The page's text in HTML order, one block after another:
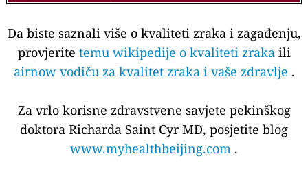
Da biste saznali više o kvaliteti zraka i zagađenju,
provjerite temu wikipedije o kvaliteti zrakaili
airnow vodiču za kvalitet zraka i vaše zdravlje .
Za vrlo korisne zdravstvene savjete pekinškog
doktora Richarda Saint Cyr MD, posjetite blog
www.myhealthbeijing.com .